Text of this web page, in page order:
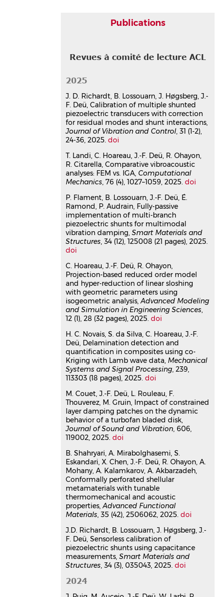
665X/adbac8⟩
Mitigation of hydrofoil torsional
resonant piezoelectric shunt
Gabillet,Jacques-André Astolfi,Jean-
François Deü
Ocean Engineering, 2024, 313,
pp.119598.
⟨10.1016/j.oceaneng.2024.119598⟩
04830138v1
Reduced-order model of
geometrically nonlinear flexible
structures for fluid–structure
interaction applications
Théo Flament, Jean-François Deü
Antoine Placzek,Mikel Balmaseda
Duc-Minh Tran
International Journal of Non-Linear
Mechanics, 2024, 158, pp.104587.
Article dans une revue hal-
04336312v1
Bayesian calibration of
constitutive models for
polymeric foams
Isadora Ruas Henriques
Jean-François Deü
Composite Structures, 2024, 341,
pp.118231.
⟨10.1016/j.compstruct.2024.118231⟩
Article dans une revue
A two-step fluid–structure
approach for the vibration
analysis of flexible propeller
blade
Quentin Rakotomalala
Cédric Leblond,Mickaël Abbas
François Deü
Journal of Fluids and Structures, 2024,
126,
⟨10.1016/j.jfluidstructs.2024.104091⟩
Article dans une revue hal-
04524594v1
Tuning of vibration absorbers by
an effective modal coupling
factor
Jan Høgsberg, Boris Lossouarn,Jean-
François Deü
International Journal of Mechanical
Sciences
Publications
Revues à comité de lecture ACL
2025
J. D. Richardt, B. Lossouarn, J. Høgsberg, J.-
F. Deü, Calibration of multiple shunted
piezoelectric transducers with correction
for residual modes and shunt interactions,
Journal of Vibration and Control, 31 (1-2),
24-36, 2025.doi
T. Landi, C. Hoareau, J.-F. Deü, R. Ohayon,
R. Citarella, Comparative vibroacoustic
analyses: FEM vs. IGA,Computational
Mechanics, 76 (4), 1027–1059, 2025.doi
P. Flament, B. Lossouarn, J.-F. Deü, É.
Ramond, P. Audrain, Fully-passive
implementation of multi-branch
piezoelectric shunts for multimodal
vibration damping,Smart Materials and
Structures, 34 (12), 125008 (21 pages), 2025.
doi
C. Hoareau, J.-F. Deü, R. Ohayon,
Projection-based reduced order model
and hyper-reduction of linear sloshing
with geometric parameters using
isogeometric analysis,Advanced Modeling
and Simulation in Engineering Sciences,
12 (1), 28 (32 pages), 2025.doi
H. C. Novais, S. da Silva, C. Hoareau, J.-F.
Deü, Delamination detection and
quantification in composites using co-
Kriging with Lamb wave data,Mechanical
Systems and Signal Processing, 239,
113303 (18 pages), 2025.doi
M. Couet, J.-F. Deü, L. Rouleau, F.
Thouverez, M. Gruin, Impact of constrained
layer damping patches on the dynamic
behavior of a turbofan bladed disk,
Journal of Sound and Vibration, 606,
119002, 2025.doi
B. Shahryari, A. Mirabolghasemi, S.
Eskandari, X. Chen, J.-F. Deü, R. Ohayon, A.
Mohany, A. Kalamkarov, A. Akbarzadeh,
Conformally perforated shellular
metamaterials with tunable
thermomechanical and acoustic
properties,Advanced Functional
Materials, 35 (42), 2506062, 2025.doi
J.D. Richardt, B. Lossouarn, J. Høgsberg, J.-
F. Deü, Sensorless calibration of
piezoelectric shunts using capacitance
measurements,Smart Materials and
Structures, 34 (3), 035043, 2025.doi
2024